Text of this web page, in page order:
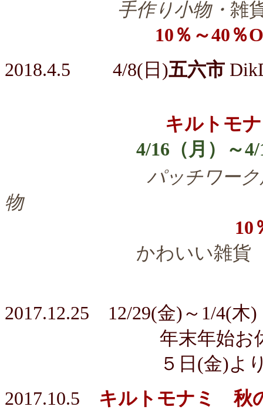
手作り小物・ 雑
10％～40％
2018.4.5 4/8(日)五六市
キルトモ
4/16（月）～4/19
パッチワー
物
10
かわいい雑貨
2017.12.25 12/29(金)～1/4(木)
年末年始お休み
５日(金)より通
2017.10.5 キルトモナミ 秋